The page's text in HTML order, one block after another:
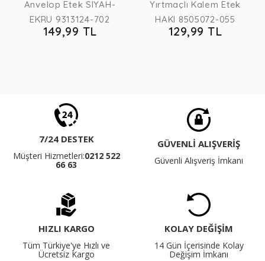
Anvelop Etek SIYAH-
EKRU 9313124-702
149,99 TL
Yırtmaçlı Kalem Etek
HAKI 8505072-055
129,99 TL
7/24 DESTEK
Müşteri Hizmetleri:0212 522
66 63
GÜVENLİ ALIŞVERİŞ
Güvenli Alışveriş İmkanı
HIZLI KARGO
Tüm Türkiye'ye Hızlı ve
Ücretsiz Kargo
KOLAY DEĞİŞİM
14 Gün İçerisinde Kolay
Değişim İmkanı